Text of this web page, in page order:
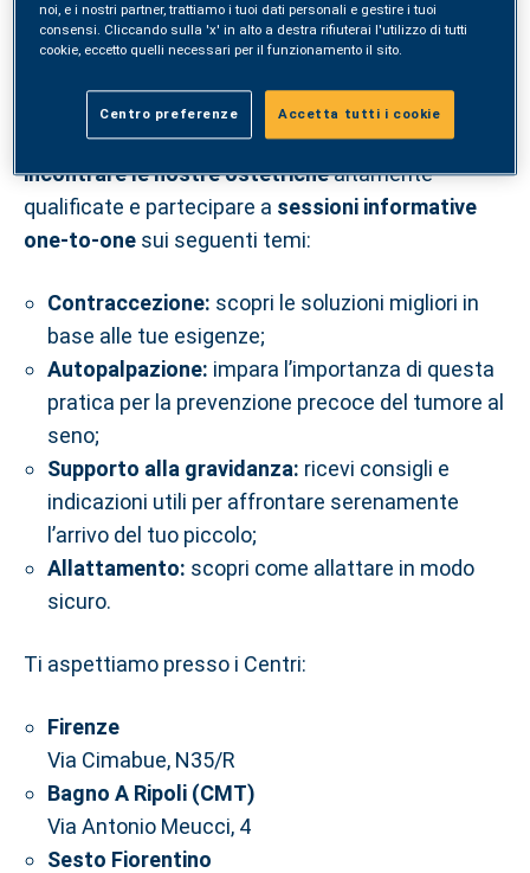
Dedicato alle Donne che scelgono di stare bene. Il
donne che hanno bisogno di una consulenza
dedicata.Durante la giornata potrete infatti
incontrare le nostre ostetrichealtamente
qualificate e partecipare a sessioni informative
one-to-one sui seguenti temi:
Contraccezione: scopri le soluzioni migliori in
base alle tue esigenze;
Autopalpazione: impara l’importanza di questa
pratica per la prevenzione precoce del tumore al
seno;
Supporto alla gravidanza: ricevi consigli e
indicazioni utili per affrontare serenamente
l’arrivo del tuo piccolo;
Allattamento: scopri come allattare in modo
sicuro.
Ti aspettiamo presso i Centri:
Firenze
Via Cimabue, N35/R
Bagno A Ripoli (CMT)
Via Antonio Meucci, 4
Sesto Fiorentino
noi, e i nostri partner, trattiamo i tuoi dati personali e gestire i tuoi
consensi. Cliccando sulla 'x' in alto a destra rifiuterai l'utilizzo di tutti
cookie, eccetto quelli necessari per il funzionamento il sito.
Centro preferenze Accetta tutti i cookie